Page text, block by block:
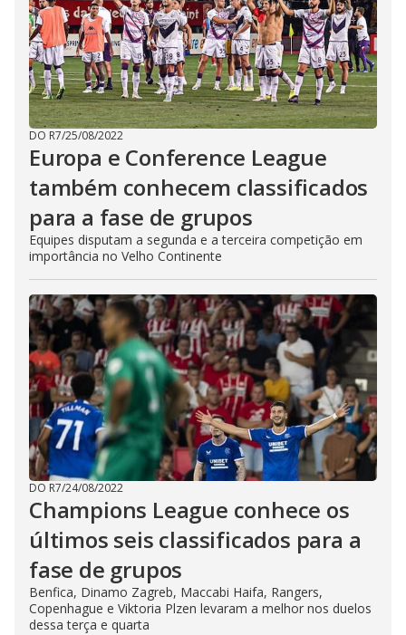
DO R7/25/08/2022
Europa e Conference League
também conhecem classificados
para a fase de grupos
Equipes disputam a segunda e a terceira competição em
importância no Velho Continente
DO R7/24/08/2022
Champions League conhece os
últimos seis classificados para a
fase de grupos
Benfica, Dinamo Zagreb, Maccabi Haifa, Rangers,
Copenhague e Viktoria Plzen levaram a melhor nos duelos
dessa terça e quarta